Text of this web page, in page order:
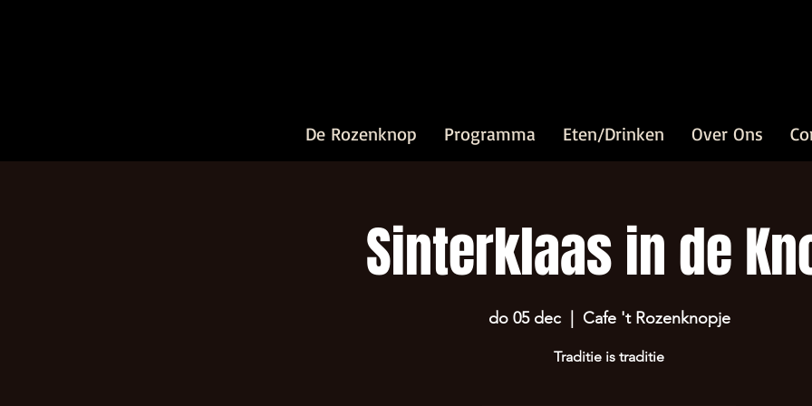
De Rozenknop Programma Eten/Drinken Over Ons
Sinterklaas in de
do 05 dec
  |
Cafe 't Rozenknopje
Traditie is traditie